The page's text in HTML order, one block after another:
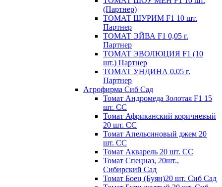
(Партнер)
ТОМАТ ШУРИМ F1 10 шт.
Партнер
ТОМАТ ЭЙВА F1 0,05 г.
Партнер
ТОМАТ ЭВОЛЮЦИЯ F1 (10
шт.) Партнер
ТОМАТ УНДИНА 0,05 г.
Партнер
Агрофирма Сиб Сад
Томат Андромеда Золотая F1 15
шт. СС
Томат Африканский коричневый
20 шт. СС
Томат Апельсиновый джем 20
шт. СС
Томат Акварель 20 шт. СС
Томат Спецназ, 20шт.,
Сибирский Сад
Томат Боец (Буян)20 шт. Сиб Сад